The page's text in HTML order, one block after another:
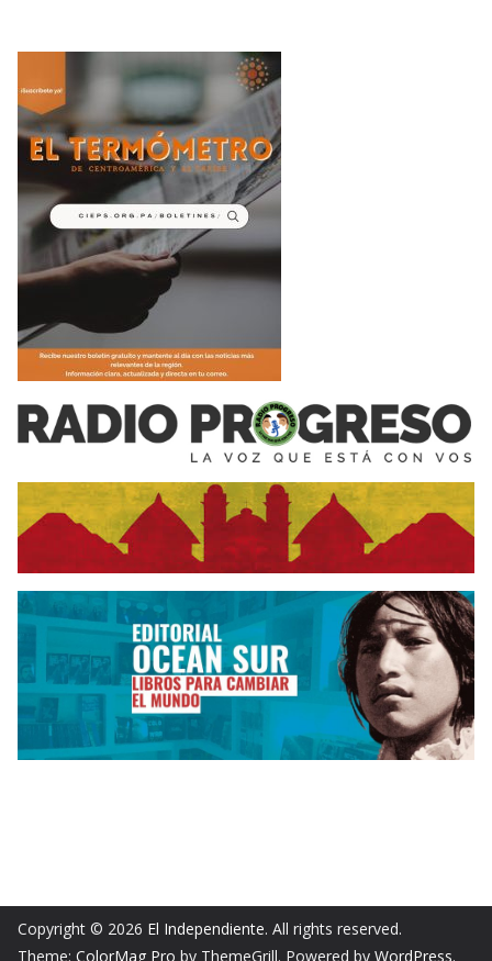
Copyright © 2026 El Independiente. All rights reserved.
Theme: ColorMag Pro by ThemeGrill. Powered by WordPress.